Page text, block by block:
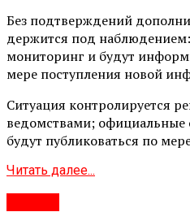
Без подтверждений
держится под
мониторинг и будут
мере поступления новой
Ситуация контролируется
ведомствами; официальные
будут публиковаться по
Читать далее...